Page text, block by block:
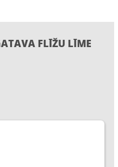
FLĪŽU LĪME